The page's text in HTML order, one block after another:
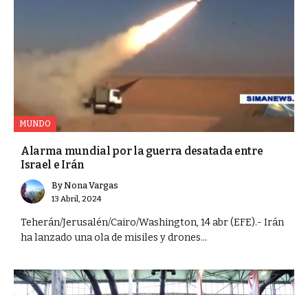
MUNDO
Alarma mundial por la guerra desatada entre
Israel e Irán
ByNona Vargas
13 Abril, 2024
Teherán/Jerusalén/Cairo/Washington, 14 abr (EFE).- Irán
ha lanzado una ola de misiles y drones...